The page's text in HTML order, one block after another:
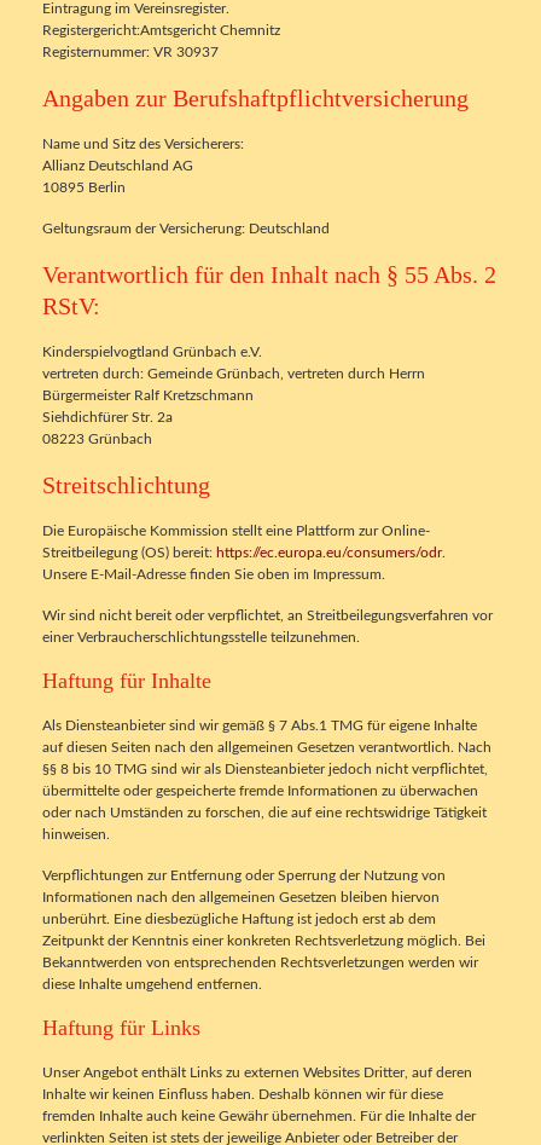
Eintragung im Vereinsregister.
Registergericht:Amtsgericht Chemnitz
Registernummer: VR 30937
Angaben zur Berufshaftpflichtversicherung
Name und Sitz des Versicherers:
Allianz Deutschland AG
10895 Berlin
Geltungsraum der Versicherung: Deutschland
Verantwortlich für den Inhalt nach § 55 Abs. 2
RStV:
Kinderspielvogtland Grünbach e.V.
vertreten durch: Gemeinde Grünbach, vertreten durch Herrn
Bürgermeister Ralf Kretzschmann
Siehdichfürer Str. 2a
08223 Grünbach
Streitschlichtung
Die Europäische Kommission stellt eine Plattform zur Online-
Streitbeilegung (OS) bereit: https://ec.europa.eu/consumers/odr.
Unsere E-Mail-Adresse finden Sie oben im Impressum.
Wir sind nicht bereit oder verpflichtet, an Streitbeilegungsverfahren vor
einer Verbraucherschlichtungsstelle teilzunehmen.
Haftung für Inhalte
Als Diensteanbieter sind wir gemäß § 7 Abs.1 TMG für eigene Inhalte
auf diesen Seiten nach den allgemeinen Gesetzen verantwortlich. Nach
§§ 8 bis 10 TMG sind wir als Diensteanbieter jedoch nicht verpflichtet,
übermittelte oder gespeicherte fremde Informationen zu überwachen
oder nach Umständen zu forschen, die auf eine rechtswidrige Tätigkeit
hinweisen.
Verpflichtungen zur Entfernung oder Sperrung der Nutzung von
Informationen nach den allgemeinen Gesetzen bleiben hiervon
unberührt. Eine diesbezügliche Haftung ist jedoch erst ab dem
Zeitpunkt der Kenntnis einer konkreten Rechtsverletzung möglich. Bei
Bekanntwerden von entsprechenden Rechtsverletzungen werden wir
diese Inhalte umgehend entfernen.
Haftung für Links
Unser Angebot enthält Links zu externen Websites Dritter, auf deren
Inhalte wir keinen Einfluss haben. Deshalb können wir für diese
fremden Inhalte auch keine Gewähr übernehmen. Für die Inhalte der
verlinkten Seiten ist stets der jeweilige Anbieter oder Betreiber der